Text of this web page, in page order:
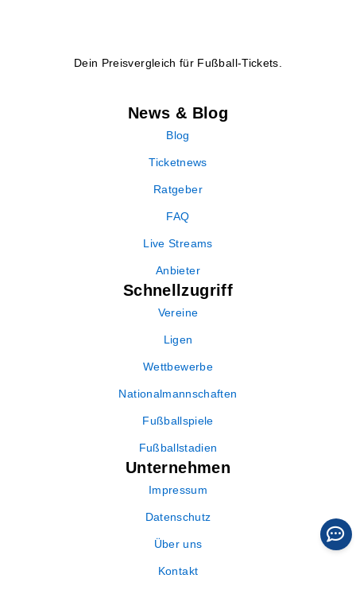
Dein Preisvergleich für Fußball-Tickets.
News & Blog
Blog
Ticketnews
Ratgeber
FAQ
Live Streams
Anbieter
Schnellzugriff
Vereine
Ligen
Wettbewerbe
Nationalmannschaften
Fußballspiele
Fußballstadien
Unternehmen
Impressum
Datenschutz
Über uns
Kontakt